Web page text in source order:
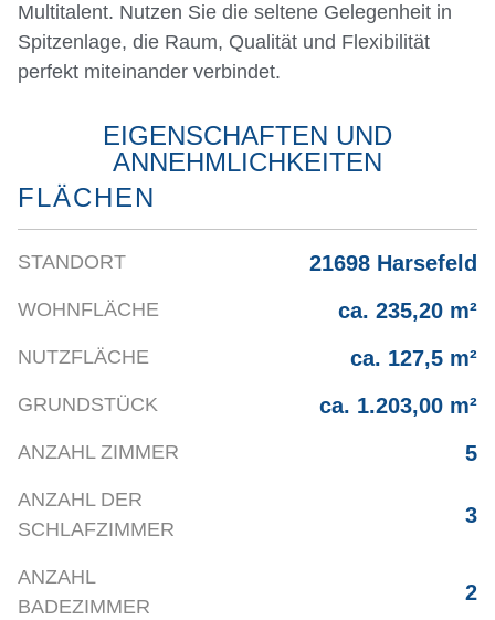
Multitalent. Nutzen Sie die seltene Gelegenheit in
Spitzenlage, die Raum, Qualität und Flexibilität
perfekt miteinander verbindet.
EIGENSCHAFTEN UND
ANNEHMLICHKEITEN
FLÄCHEN
STANDORT 21698 Harsefeld
WOHNFLÄCHE ca. 235,20 m²
NUTZFLÄCHE ca. 127,5 m²
GRUNDSTÜCK ca. 1.203,00 m²
ANZAHL ZIMMER 5
ANZAHL DER
SCHLAFZIMMER
3
ANZAHL
BADEZIMMER
2